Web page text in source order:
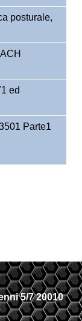
posturale,
ed
Parte1
5/7 20010